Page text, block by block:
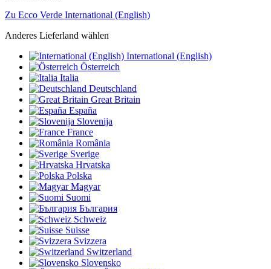
Zu Ecco Verde International (English)
Anderes Lieferland wählen
International (English)
Österreich
Italia
Deutschland
Great Britain
España
Slovenija
France
România
Sverige
Hrvatska
Polska
Magyar
Suomi
България
Schweiz
Suisse
Svizzera
Switzerland
Slovensko